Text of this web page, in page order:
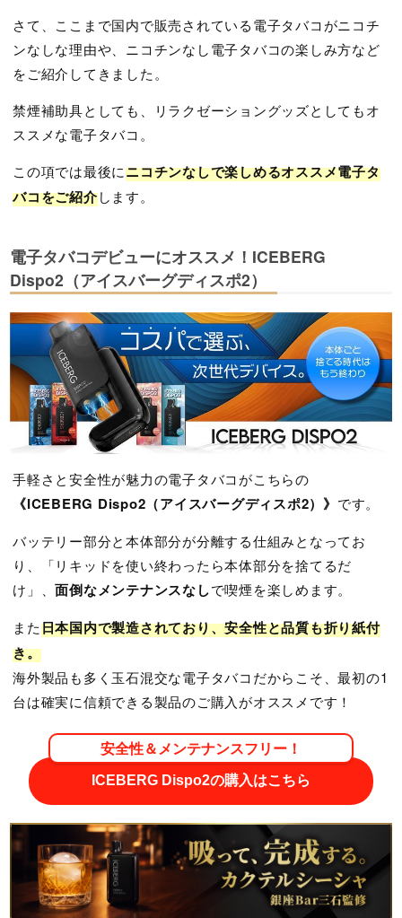
さて、ここまで国内で販売されている電子タバコがニコチ
ンなしな理由や、ニコチンなし電子タバコの楽しみ方など
をご紹介してきました。
禁煙補助具としても、リラクゼーショングッズとしてもオ
ススメな電子タバコ。
この項では最後にニコチンなしで楽しめるオススメ電子タ
バコをご紹介します。
電子タバコデビューにオススメ！ICEBERG
Dispo2（アイスバーグディスポ2）
手軽さと安全性が魅力の電子タバコがこちらの
《ICEBERG Dispo2（アイスバーグディスポ2）》 です。
バッテリー部分と本体部分が分離する仕組みとなってお
り、「リキッドを使い終わったら本体部分を捨てるだ
け」、面倒なメンテナンスなしで喫煙を楽しめます。
また日本国内で製造されており、安全性と品質も折り紙付
き。
海外製品も多く玉石混交な電子タバコだからこそ、最初の1
台は確実に信頼できる製品のご購入がオススメです！
安全性＆メンテナンスフリー！
ICEBERG Dispo2の購入はこちら